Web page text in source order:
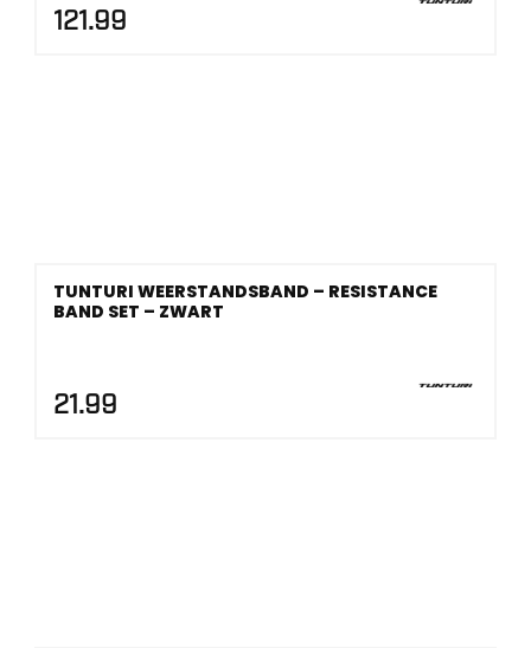
121.99
TUNTURI WEERSTANDSBAND – RESISTANCE
BAND SET – ZWART
21.99